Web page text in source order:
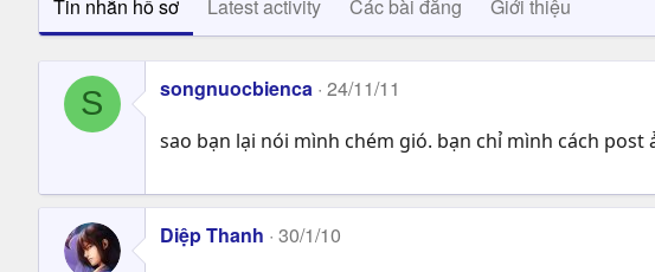
Tin nhắn hồ sơ Latest activity Các bài đăng Giới thiệu
S songnuocbienca 24/11/11
sao bạn lại nói mình chém gió. bạn chỉ mình cách post
Diệp Thanh 30/1/10